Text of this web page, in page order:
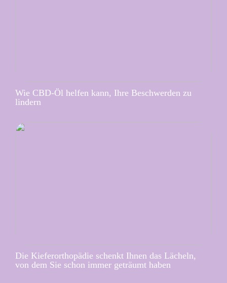
Wie CBD-Öl helfen kann, Ihre Beschwerden zu
lindern
Die Kieferorthopädie schenkt Ihnen das Lächeln,
von dem Sie schon immer geträumt haben